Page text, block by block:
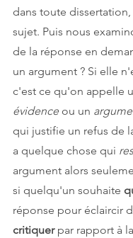
dans toute
sujet. Puis nous
de la réponse en
un argument ? Si elle
c'est ce qu'on appelle
évidence ou un
qui justifie un refus de
a quelque chose qui
argument alors
si quelqu'un souhaite
réponse pour éclaircir
critiquer par rapport à